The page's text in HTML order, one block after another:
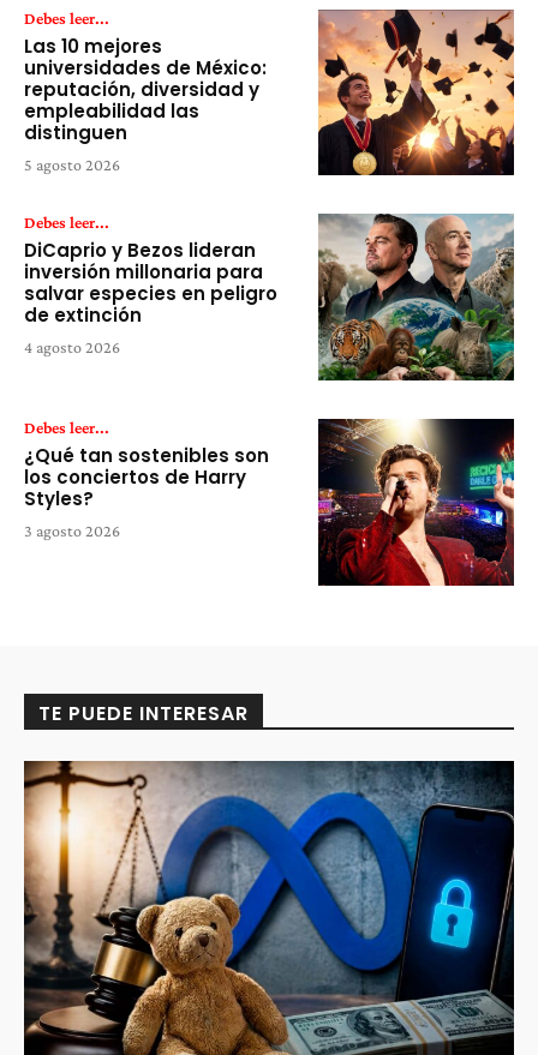
Debes leer...
Las 10 mejores
universidades de México:
reputación, diversidad y
empleabilidad las
distinguen
5 agosto 2026
Debes leer...
DiCaprio y Bezos lideran
inversión millonaria para
salvar especies en peligro
de extinción
4 agosto 2026
Debes leer...
¿Qué tan sostenibles son
los conciertos de Harry
Styles?
3 agosto 2026
TE PUEDE INTERESAR